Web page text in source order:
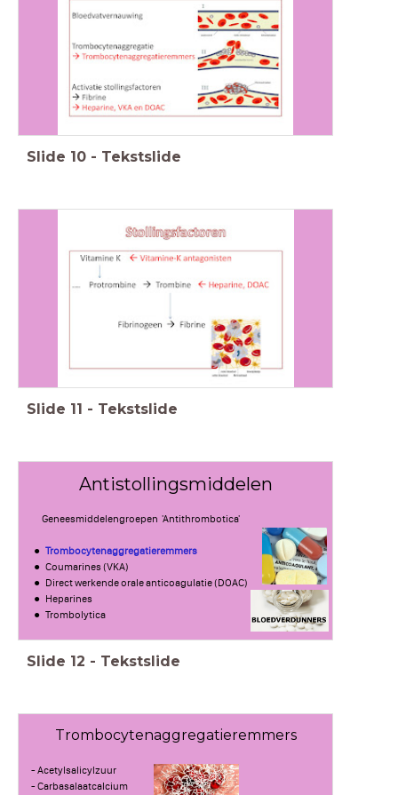
Slide 10 - Tekstslide
Slide 11 - Tekstslide
Antistollingsmiddelen
Geneesmiddelengroepen 'Antithrombotica'
Trombocytenaggregatieremmers
Coumarines (VKA)
Direct werkende orale anticoagulatie (DOAC)
Heparines
Trombolytica
Slide 12 - Tekstslide
Trombocytenaggregatieremmers
- Acetylsalicylzuur
- Carbasalaatcalcium